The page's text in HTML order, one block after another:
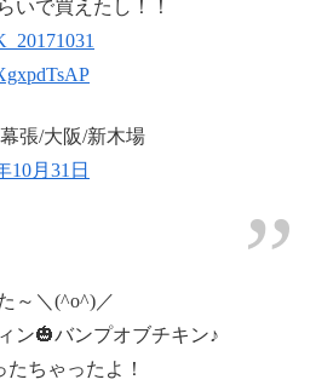
いで買えたし！！
張/大阪/新木場
10月31日
～＼(^o^)／
ン🎃バンプオブチキン♪
ちゃったよ！